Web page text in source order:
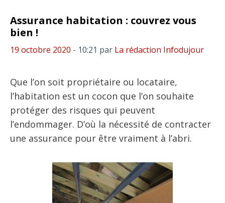
Assurance habitation : couvrez vous
bien !
19 octobre 2020 - 10:21 par La rédaction Infodujour
Que l’on soit propriétaire ou locataire,
l’habitation est un cocon que l’on souhaite
protéger des risques qui peuvent
l’endommager. D’où la nécessité de contracter
une assurance pour être vraiment à l’abri.